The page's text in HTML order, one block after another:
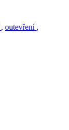
, outevření ,